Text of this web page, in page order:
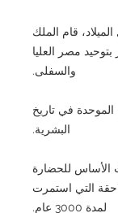
3100 قبل الميلاد، قام الملك
مصر العليا
والسفلى.
في تاريخ
البشرية.
الأساس للحضارة
التي استمرت
لمدة 3000 عام.